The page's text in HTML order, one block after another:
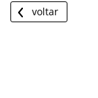
voltar